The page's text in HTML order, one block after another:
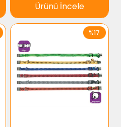
Ürünü İncele
%17